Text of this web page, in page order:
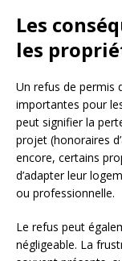
Les
les
Un refus de permis
importantes pour
peut signifier la
projet (honoraires
encore, certains
d’adapter leur
ou professionnelle.
Le refus peut
négligeable. La